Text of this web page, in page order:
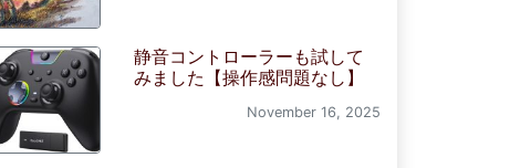
静音コントローラーも試して
みました【操作感問題なし】
November 16, 2025